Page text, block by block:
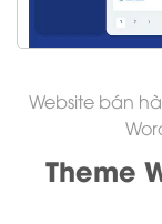
Website bán
Theme